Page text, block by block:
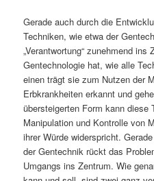
Gerade auch durch die
Techniken, wie etwa der
„Verantwortung“ zunehmend
Gentechnologie hat, wie alle
einen trägt sie zum Nutzen der
Erbkrankheiten erkannt und
übersteigerten Form kann diese
Manipulation und Kontrolle von
ihrer Würde widerspricht.
der Gentechnik rückt das
Umgangs ins Zentrum. Wie